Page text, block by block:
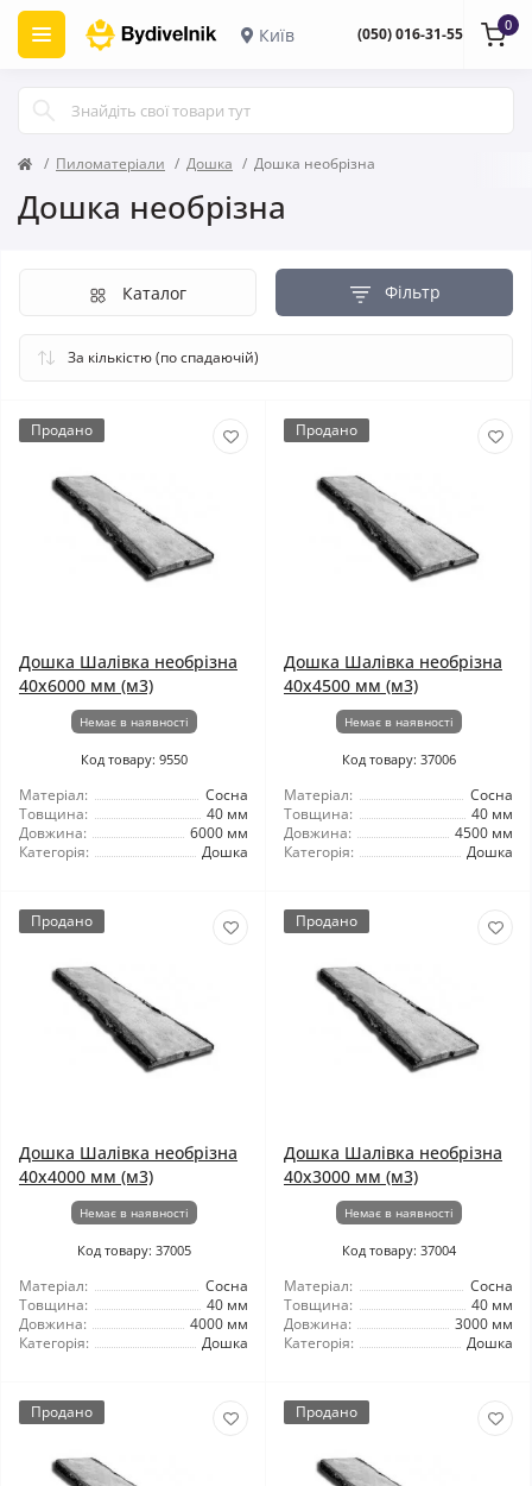
Київ (050) 016-31-55 0
Пиломатеріали Дошка Дошка необрізна
Дошка необрізна
Фільтр
Каталог
Продано
Дошка Шалівка необрізна
40x6000 мм (м3)
Немає в наявності
Код товару: 9550
Матеріал:
Сосна
Товщина:
40 мм
Довжина:
6000 мм
Категорія:
Дошка
Продано
Дошка Шалівка необрізна
40x4500 мм (м3)
Немає в наявності
Код товару: 37006
Матеріал:
Сосна
Товщина:
40 мм
Довжина:
4500 мм
Категорія:
Дошка
Продано
Дошка Шалівка необрізна
40x4000 мм (м3)
Немає в наявності
Код товару: 37005
Матеріал:
Сосна
Товщина:
40 мм
Довжина:
4000 мм
Категорія:
Дошка
Продано
Дошка Шалівка необрізна
40x3000 мм (м3)
Немає в наявності
Код товару: 37004
Матеріал:
Сосна
Товщина:
40 мм
Довжина:
3000 мм
Категорія:
Дошка
Продано Продано